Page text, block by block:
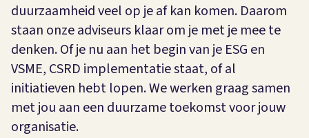
duurzaamheid veel op je af kan komen. Daarom
staan onze adviseurs klaar om je met je mee te
denken. Of je nu aan het begin van je ESG en
VSME, CSRD implementatie staat, of al
initiatieven hebt lopen. We werken graag samen
met jou aan een duurzame toekomst voor jouw
organisatie.